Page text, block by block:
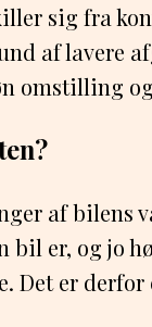
sig fra
af lavere
omstilling
af bilens
bil er, og jo
er derfor